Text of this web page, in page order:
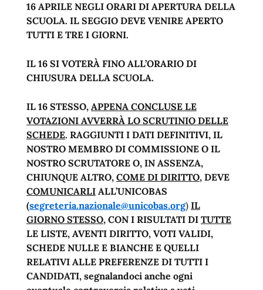
16 APRILE NEGLI ORARI DI APERTURA DELLA
SCUOLA. IL SEGGIO DEVE VENIRE APERTO
TUTTI E TRE I GIORNI.
IL 16 SI VOTERÀ FINO ALL’ORARIO DI
CHIUSURA DELLA SCUOLA.
IL 16 STESSO, APPENA CONCLUSE LE
VOTAZIONI AVVERRÀ LO SCRUTINIO DELLE
SCHEDE. RAGGIUNTI I DATI DEFINITIVI, IL
NOSTRO MEMBRO DI COMMISSIONE O IL
NOSTRO SCRUTATORE O, IN ASSENZA,
CHIUNQUE ALTRO, COME DI DIRITTO, DEVE
COMUNICARLI ALL’UNICOBAS
(segreteria.nazionale@unicobas.org) IL
GIORNO STESSO, CON I RISULTATI DI TUTTE
LE LISTE, AVENTI DIRITTO, VOTI VALIDI,
SCHEDE NULLE E BIANCHE E QUELLI
RELATIVI ALLE PREFERENZE DI TUTTI I
CANDIDATI, segnalandoci anche ogni